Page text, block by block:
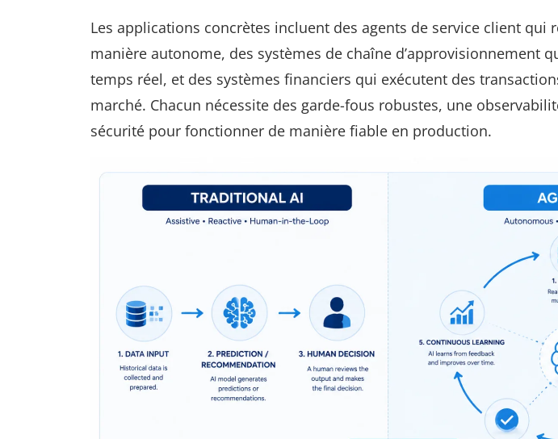
Les applications concrètes incluent des agents de service client qui
manière autonome, des systèmes de chaîne d’approvisionnement
temps réel, et des systèmes financiers qui exécutent des
marché. Chacun nécessite des garde-fous robustes, une
sécurité pour fonctionner de manière fiable en production.